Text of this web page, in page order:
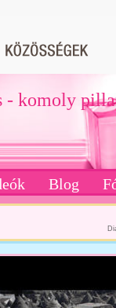
- komoly
Blog